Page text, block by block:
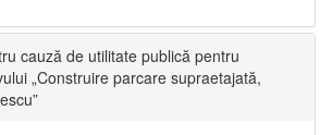
cauză de utilitate publică pentru
„Construire parcare supraetajată,